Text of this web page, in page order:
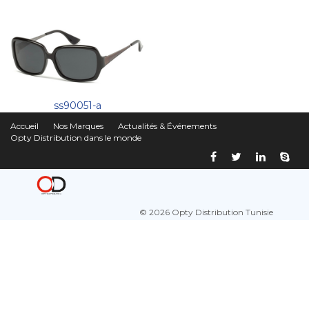
ss90051-a
Accueil Nos Marques
Actualités & Événements
Opty Distribution dans le monde
© 2026 Opty Distribution Tunisie